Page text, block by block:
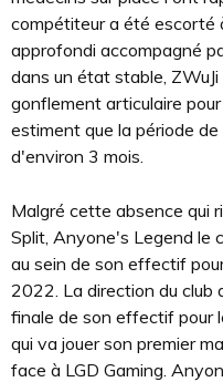
compétiteur a été escorté
approfondi accompagné
dans un état stable,
gonflement articulaire
estiment que la période
d'environ 3 mois.
Malgré cette absence qui
Split, Anyone's Legend le
au sein de son effectif
2022. La direction du club
finale de son effectif pour
qui va jouer son premier
face à LGD Gaming.